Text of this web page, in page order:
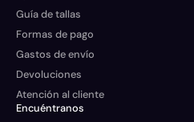
Guía de tallas
Formas de pago
Gastos de envío
Devoluciones
Atención al cliente
Encuéntranos